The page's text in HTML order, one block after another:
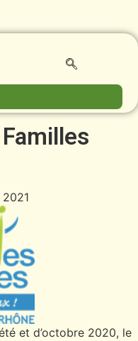
et d’octobre 2020, le